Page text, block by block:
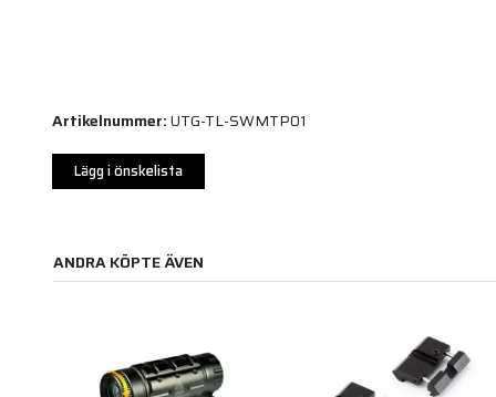
Artikelnummer:UTG-TL-SWMTP01
Lägg i önskelista
ANDRA KÖPTE ÄVEN